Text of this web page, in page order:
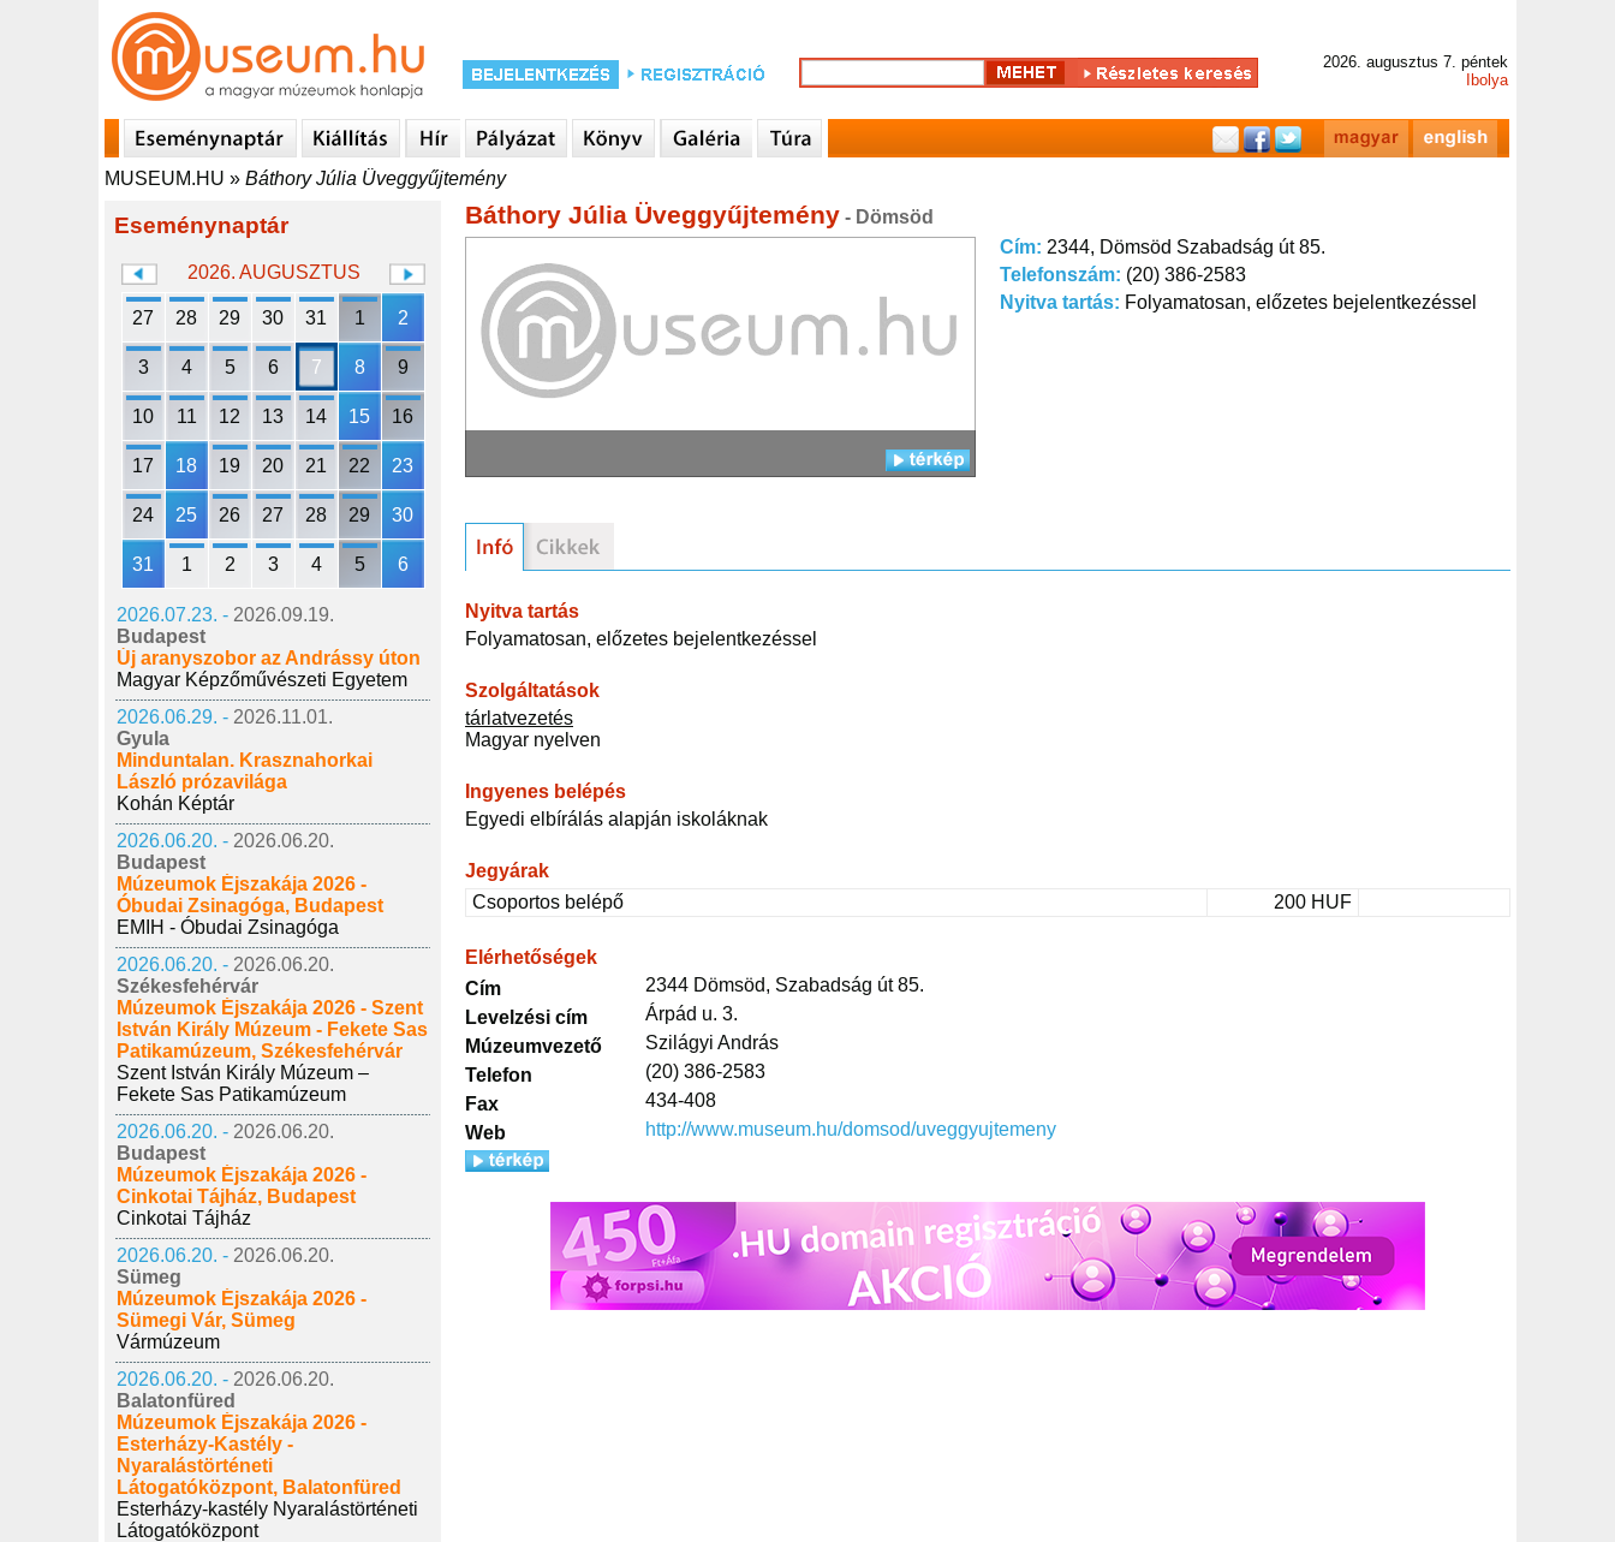
2026. augusztus 7. péntek
Ibolya
MUSEUM.HU » Báthory Júlia Üveggyűjtemény
Eseménynaptár
2026. AUGUSZTUS
27 28 29 30 31 1 2
3 4 5 6 7 8 9
10 11 12 13 14 15 16
17 18 19 20 21 22 23
24 25 26 27 28 29 30
31 1 2 3 4 5 6
2026.07.23. - 2026.09.19.
Budapest
Új aranyszobor az Andrássy úton
Magyar Képzőművészeti Egyetem
2026.06.29. - 2026.11.01.
Gyula
Minduntalan. Krasznahorkai
László prózavilága
Kohán Képtár
2026.06.20. - 2026.06.20.
Budapest
Múzeumok Éjszakája 2026 -
Óbudai Zsinagóga, Budapest
EMIH - Óbudai Zsinagóga
2026.06.20. - 2026.06.20.
Székesfehérvár
Múzeumok Éjszakája 2026 - Szent
István Király Múzeum - Fekete Sas
Patikamúzeum, Székesfehérvár
Szent István Király Múzeum –
Fekete Sas Patikamúzeum
2026.06.20. - 2026.06.20.
Budapest
Múzeumok Éjszakája 2026 -
Cinkotai Tájház, Budapest
Cinkotai Tájház
2026.06.20. - 2026.06.20.
Sümeg
Múzeumok Éjszakája 2026 -
Sümegi Vár, Sümeg
Vármúzeum
2026.06.20. - 2026.06.20.
Balatonfüred
Múzeumok Éjszakája 2026 -
Esterházy-Kastély -
Nyaralástörténeti
Látogatóközpont, Balatonfüred
Esterházy-kastély Nyaralástörténeti
Látogatóközpont
Báthory Júlia Üveggyűjtemény - Dömsöd
Cím: 2344, Dömsöd Szabadság út 85.
Telefonszám: (20) 386-2583
Nyitva tartás: Folyamatosan, előzetes bejelentkezéssel
Nyitva tartás
Folyamatosan, előzetes bejelentkezéssel
Szolgáltatások
tárlatvezetés
Magyar nyelven
Ingyenes belépés
Egyedi elbírálás alapján iskoláknak
Jegyárak
Csoportos belépő
200 HUF
Elérhetőségek
Cím
2344 Dömsöd, Szabadság út 85.
Levelzési cím
Árpád u. 3.
Múzeumvezető
Szilágyi András
Telefon
(20) 386-2583
Fax
434-408
Web
http://www.museum.hu/domsod/uveggyujtemeny